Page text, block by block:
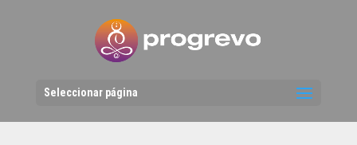
Seleccionar página